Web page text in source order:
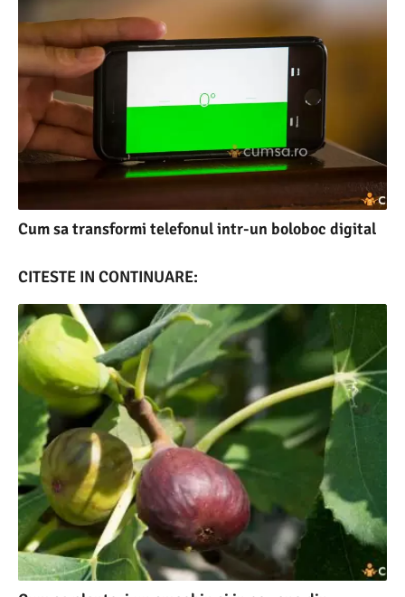
Cum sa transformi telefonul intr-un boloboc digital
CITESTE IN CONTINUARE: